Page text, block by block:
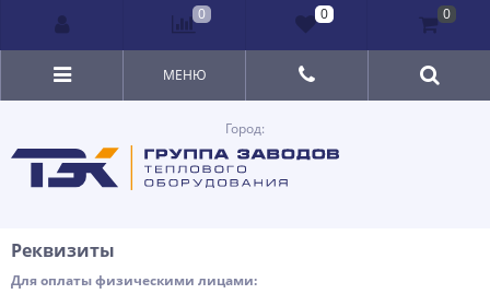
Город:
МЕНЮ
Реквизиты
Для оплаты физическими лицами:
0 0 0